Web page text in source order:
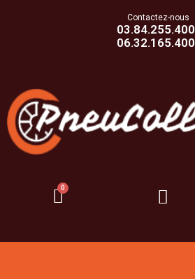
Contactez-nous
03.84.255.400
06.32.165.400